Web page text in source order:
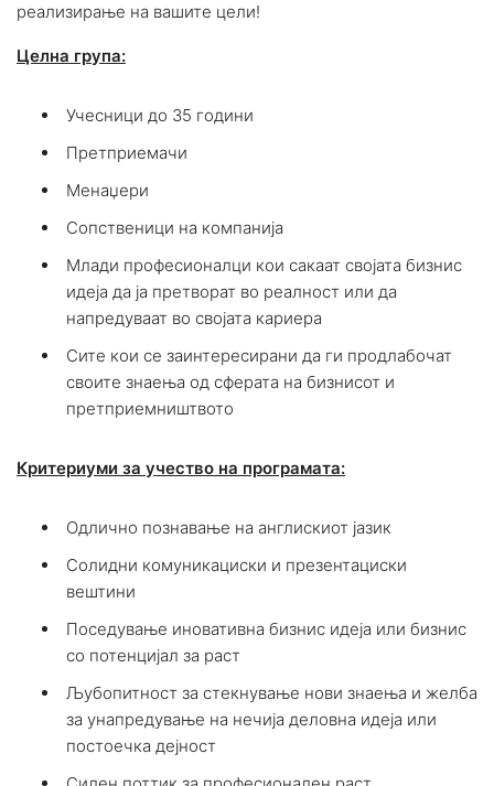
реализирање на вашите цели!
Целна група:
Учесници до 35 години
Претприемачи
Менаџери
Сопственици на компанија
Млади професионалци кои сакаат својата бизнис
идеја да ја претворат во реалност или да
напредуваат во својата кариера
Сите кои се заинтересирани да ги продлабочат
своите знаења од сферата на бизнисот и
претприемништвото
Критериуми за учество на програмата:
Одлично познавање на aнглискиот јазик
Солидни комуникациски и презентациски
вештини
Поседување иновативна бизнис идеја или бизнис
со потенцијал за раст
Љубопитност за стекнување нови знаења и желба
за унапредување на нечија деловна идеја или
постоечка дејност